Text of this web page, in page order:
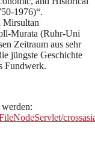
1976)“.
Mirsultan
Murata (Ruhr-Uni
Zeitraum aus sehr
jüngste Geschichte
Fundwerk.